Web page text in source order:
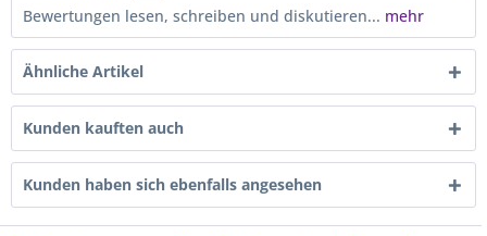
Bewertungen lesen, schreiben und diskutieren... mehr
Ähnliche Artikel
Kunden kauften auch
Kunden haben sich ebenfalls angesehen